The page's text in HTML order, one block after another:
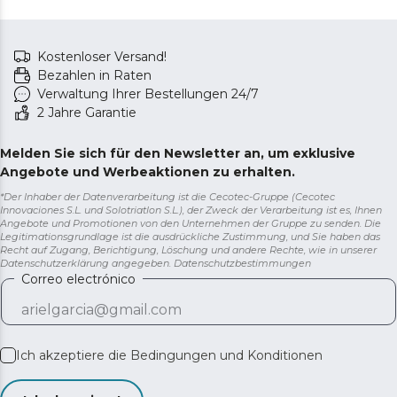
Kostenloser Versand!
Bezahlen in Raten
Verwaltung Ihrer Bestellungen 24/7
2 Jahre Garantie
Melden Sie sich für den Newsletter an, um exklusive
Angebote und Werbeaktionen zu erhalten.
*Der Inhaber der Datenverarbeitung ist die Cecotec-Gruppe (Cecotec
Innovaciones S.L. und Solotriatlon S.L.), der Zweck der Verarbeitung ist es, Ihnen
Angebote und Promotionen von den Unternehmen der Gruppe zu senden. Die
Legitimationsgrundlage ist die ausdrückliche Zustimmung, und Sie haben das
Recht auf Zugang, Berichtigung, Löschung und andere Rechte, wie in unserer
Datenschutzerklärung angegeben. Datenschutzbestimmungen
Correo electrónico
Ich akzeptiere die Bedingungen und Konditionen